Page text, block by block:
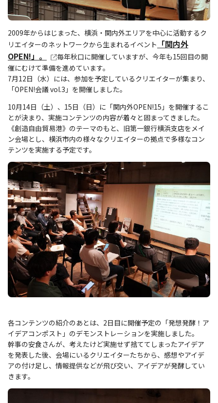
2009年からはじまった、横浜・関内外エリアを中心に活動するク
リエイターのネットワークから生まれるイベント 「関内外
OPEN!」。
毎年秋口に開催していますが、今年も15回目の開
催にむけて準備を進めています。
7月12日（水）には、参加を予定しているクリエイターが集まり、
「OPEN!会議 vol.3」を開催しました。
10月14日（土）、15日（日）に「関内外OPEN!15」を開催するこ
とが決まり、実施コンテンツの内容が着々と固まってきました。
《創造自由貿易港》のテーマのもと、旧第一銀行横浜支店をメイ
ン会場とし、横浜市内の様々なクリエイターの拠点で多様なコン
テンツを実施する予定です。
各コンテンツの紹介のあとは、2日目に開催予定の「発想発酵！ア
イデアコンポスト」のデモンストレーションを実施しました。
幹事の安食さんが、考えたけど実施せず捨ててしまったアイデア
を発表した後、会場にいるクリエイターたちから、感想やアイデ
アの付け足し、情報提供などが飛び交い、アイデアが発酵してい
きます。